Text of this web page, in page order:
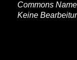
Commons
Keine